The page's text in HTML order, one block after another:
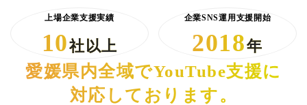
上場企業支援実績
10社以上
企業SNS運用支援開始
2018年
愛媛県内全域でYouTube支援に
対応しております。